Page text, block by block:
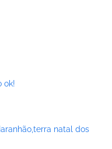
ok!
natal dos